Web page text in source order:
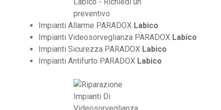
Impianti Allarme PARADOX Labico
Impianti Videosorveglianza PARADOX Labico
Impianti Sicurezza PARADOX Labico
Impianti Antifurto PARADOX Labico